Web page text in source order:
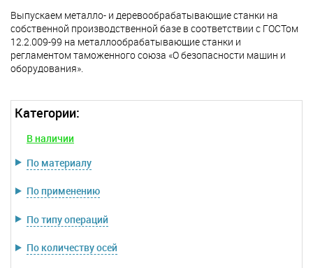
Выпускаем металло- и деревообрабатывающие станки на
собственной производственной базе в соответствии с ГОСТом
12.2.009-99 на металлообрабатывающие станки и
регламентом таможенного союза «О безопасности машин и
оборудования».
Категории:
В наличии
По материалу
По применению
По типу операций
По количеству осей